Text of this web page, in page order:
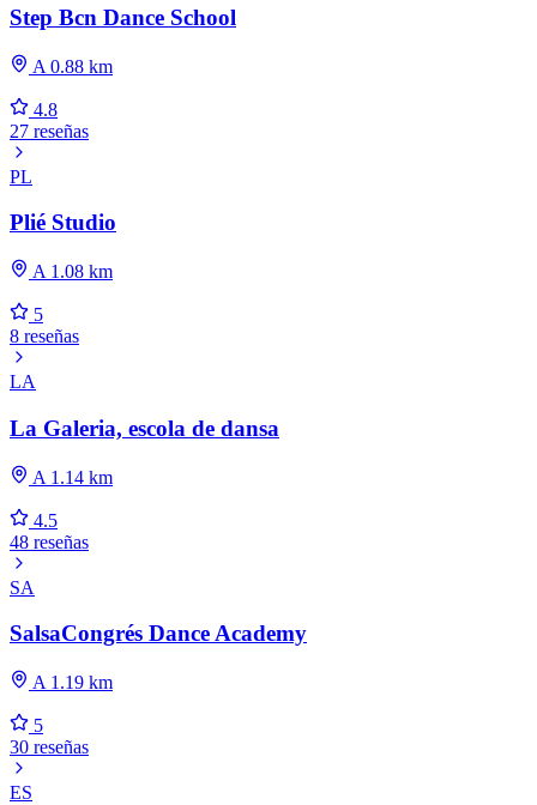
Step Bcn Dance School
A 0.88 km
4.8
27 reseñas
PL
Plié Studio
A 1.08 km
5
8 reseñas
LA
La Galeria, escola de dansa
A 1.14 km
4.5
48 reseñas
SA
SalsaCongrés Dance Academy
A 1.19 km
5
30 reseñas
ES